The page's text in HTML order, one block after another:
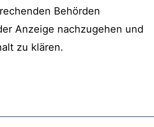
Behörden
Anzeige nachzugehen und
zu klären.